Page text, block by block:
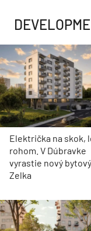
Električka na skok,
rohom. V Dúbravke
vyrastie nový bytový
Zelka